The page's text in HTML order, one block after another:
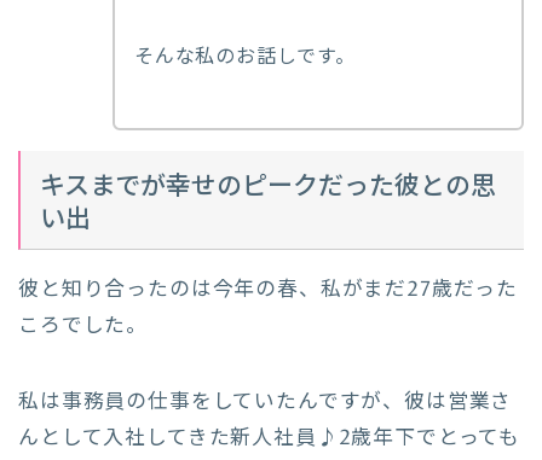
そんな私のお話しです。
キスまでが幸せのピークだった彼との思
い出
彼と知り合ったのは今年の春、私がまだ27歳だった
ころでした。
私は事務員の仕事をしていたんですが、彼は営業さ
んとして入社してきた新人社員♪2歳年下でとっても